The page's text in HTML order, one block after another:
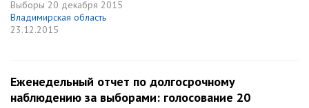
Выборы 20 декабря 2015
Владимирская область
23.12.2015
Еженедельный отчет по долгосрочному
наблюдению за выборами: голосование 20